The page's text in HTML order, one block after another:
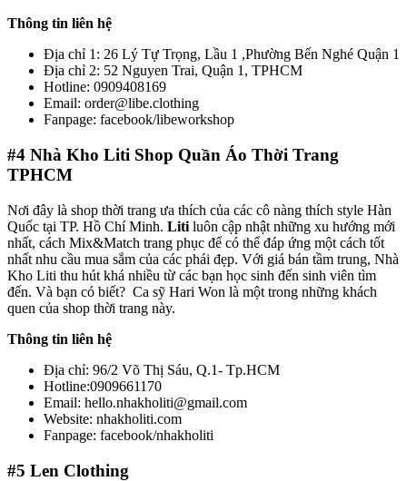
Thông tin liên hệ
Địa chỉ 1: 26 Lý Tự Trọng, Lầu 1 ,Phường Bến Nghé Quận 1
Địa chỉ 2: 52 Nguyen Trai, Quận 1, TPHCM
Hotline: 0909408169
Email: order@libe.clothing
Fanpage: facebook/libeworkshop
#4 Nhà Kho Liti Shop Quần Áo Thời Trang
TPHCM
Nơi đây là shop thời trang ưa thích của các cô nàng thích style Hàn
Quốc tại TP. Hồ Chí Minh. Liti luôn cập nhật những xu hướng mới
nhất, cách Mix&Match trang phục để có thể đáp ứng một cách tốt
nhất nhu cầu mua sắm của các phái đẹp. Với giá bán tầm trung, Nhà
Kho Liti thu hút khá nhiều từ các bạn học sinh đến sinh viên tìm
đến. Và bạn có biết? Ca sỹ Hari Won là một trong những khách
quen của shop thời trang này.
Thông tin liên hệ
Địa chỉ: 96/2 Võ Thị Sáu, Q.1- Tp.HCM
Hotline:0909661170
Email: hello.nhakholiti@gmail.com
Website: nhakholiti.com
Fanpage: facebook/nhakholiti
#5 Len Clothing